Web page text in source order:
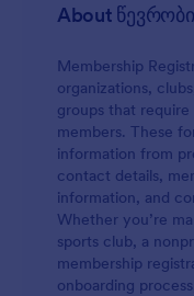
About
Membership
organizations,
groups that
members. These
information from
contact details,
information, and
Whether you’re
sports club, a
membership
onboarding